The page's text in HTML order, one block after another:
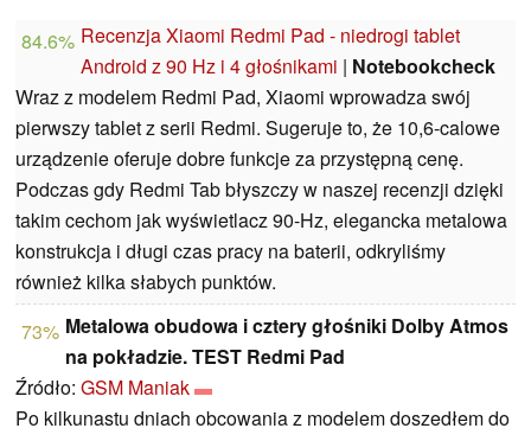
84.6% Recenzja Xiaomi Redmi Pad - niedrogi tablet
Android z 90 Hz i 4 głośnikami | Notebookcheck
Wraz z modelem Redmi Pad, Xiaomi wprowadza swój
pierwszy tablet z serii Redmi. Sugeruje to, że 10,6-calowe
urządzenie oferuje dobre funkcje za przystępną cenę.
Podczas gdy Redmi Tab błyszczy w naszej recenzji dzięki
takim cechom jak wyświetlacz 90-Hz, elegancka metalowa
konstrukcja i długi czas pracy na baterii, odkryliśmy
również kilka słabych punktów.
73% Metalowa obudowa i cztery głośniki Dolby Atmos
na pokładzie. TEST Redmi Pad
Źródło: GSM Maniak
Po kilkunastu dniach obcowania z modelem doszedłem do